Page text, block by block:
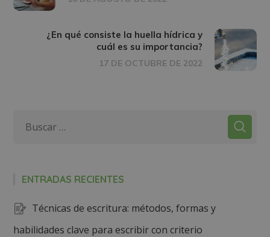
¿En qué consiste la huella hídrica y
cuál es su importancia?
17 DE OCTUBRE DE 2022
ENTRADAS RECIENTES
Técnicas de escritura: métodos, formas y
habilidades clave para escribir con criterio